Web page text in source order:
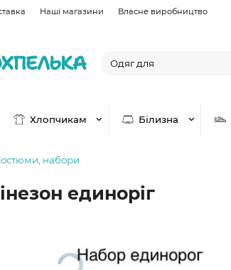
Наші магазини Власне виробництво
Хлопчикам Білизна
набори
единоріг